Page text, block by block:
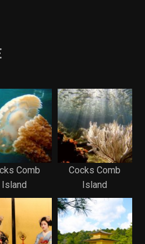
Comb
Island
Cocks Comb
Island